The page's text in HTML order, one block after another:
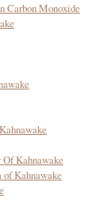
Carbon Monoxide
Kahnawake
of Kahnawake